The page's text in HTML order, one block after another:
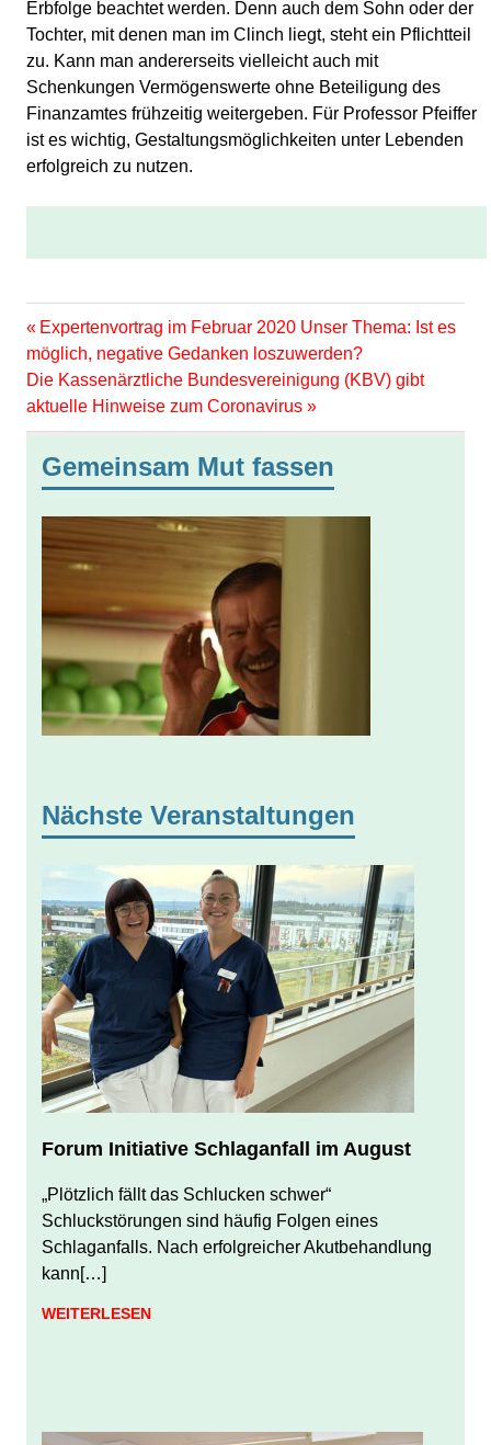
Erbfolge beachtet werden. Denn auch dem Sohn oder der
Tochter, mit denen man im Clinch liegt, steht ein Pflichtteil
zu. Kann man andererseits vielleicht auch mit
Schenkungen Vermögenswerte ohne Beteiligung des
Finanzamtes frühzeitig weitergeben. Für Professor Pfeiffer
ist es wichtig, Gestaltungsmöglichkeiten unter Lebenden
erfolgreich zu nutzen.
Beitragsnavigation
Vorheriger
Beitrag:
Expertenvortrag im Februar 2020 Unser Thema: Ist es
möglich, negative Gedanken loszuwerden?
Nächster
Beitrag:
Die Kassenärztliche Bundesvereinigung (KBV) gibt
aktuelle Hinweise zum Coronavirus
Gemeinsam Mut fassen
Nächste Veranstaltungen
Forum Initiative Schlaganfall im August
„Plötzlich fällt das Schlucken schwer“
Schluckstörungen sind häufig Folgen eines
Schlaganfalls. Nach erfolgreicher Akutbehandlung
kann[…]
WEITERLESEN